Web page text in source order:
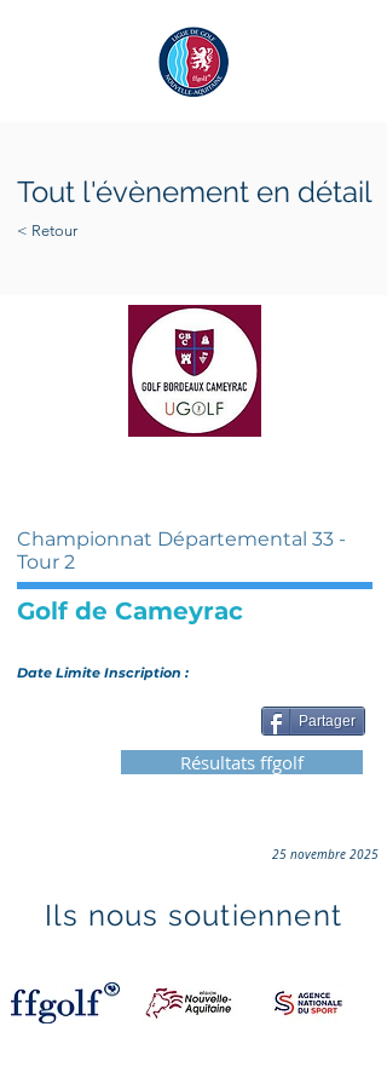
Tout l'évènement en détail
< Retour
Championnat Départemental 33 -
Tour 2
Golf de Cameyrac
Date Limite Inscription :
Partager
Résultats ffgolf
25 novembre 2025
Ils nous soutiennent